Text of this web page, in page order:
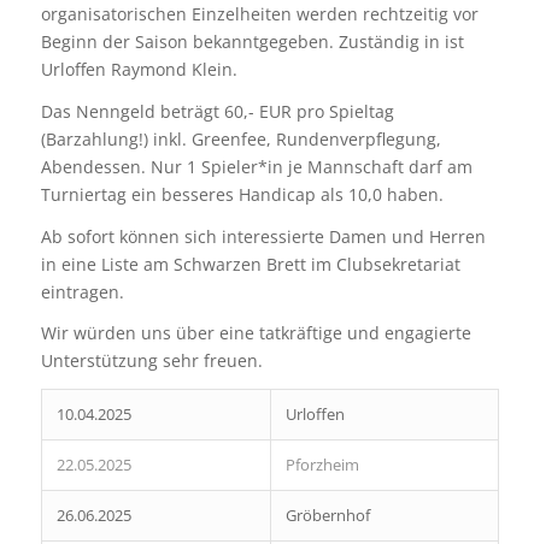
organisatorischen Einzelheiten werden rechtzeitig vor
Beginn der Saison bekanntgegeben. Zuständig in ist
Urloffen Raymond Klein.
Das Nenngeld beträgt 60,- EUR pro Spieltag
(Barzahlung!) inkl. Greenfee, Rundenverpflegung,
Abendessen. Nur 1 Spieler*in je Mannschaft darf am
Turniertag ein besseres Handicap als 10,0 haben.
Ab sofort können sich interessierte Damen und Herren
in eine Liste am Schwarzen Brett im Clubsekretariat
eintragen.
Wir würden uns über eine tatkräftige und engagierte
Unterstützung sehr freuen.
10.04.2025 Urloffen
22.05.2025 Pforzheim
26.06.2025 Gröbernhof